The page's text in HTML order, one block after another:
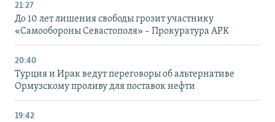
21:27
До 10 лет лишения свободы грозит участнику
«Самообороны Севастополя» – Прокуратура АРК
20:40
Турция и Ирак ведут переговоры об альтернативе
Ормузскому проливу для поставок нефти
19:42